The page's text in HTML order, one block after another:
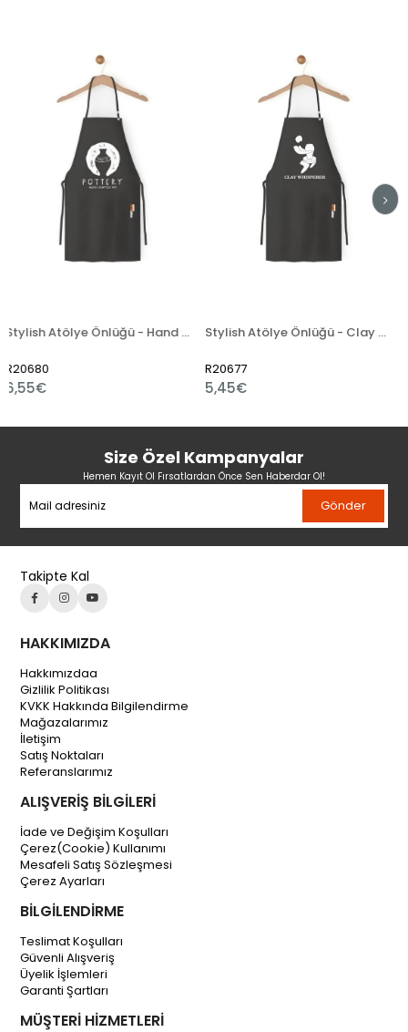
Stylish Atölye Önlüğü - Hand Crafted Stylish Atölye Önlüğü - Clay Whisperer
Size Özel Kampanyalar
Hemen Kayıt Ol Fırsatlardan Önce Sen Haberdar Ol!
Gönder
Takipte Kal
HAKKIMIZDA
Hakkımızdaa
Gizlilik Politikası
KVKK Hakkında Bilgilendirme
Mağazalarımız
İletişim
Satış Noktaları
Referanslarımız
ALIŞVERİŞ BİLGİLERİ
İade ve Değişim Koşulları
Çerez(Cookie) Kullanımı
Mesafeli Satış Sözleşmesi
Çerez Ayarları
BİLGİLENDİRME
Teslimat Koşulları
Güvenli Alışveriş
Üyelik İşlemleri
Garanti Şartları
MÜŞTERİ HİZMETLERİ